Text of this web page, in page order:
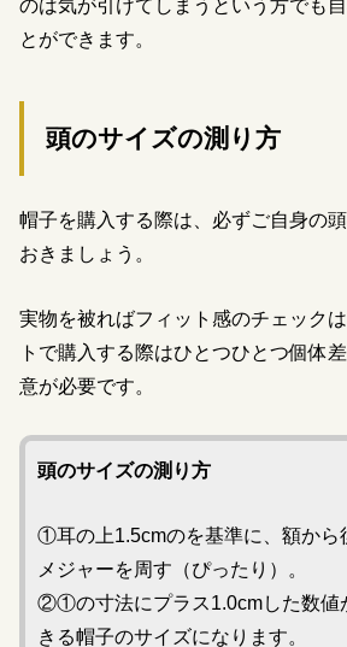
のは気が引けてしまうという方でも
とができます。
頭のサイズの測り方
帽子を購入する際は、必ずご自身の
おきましょう。
実物を被ればフィット感のチェック
トで購入する際はひとつひとつ個体
意が必要です。
頭のサイズの測り方
①耳の上1.5cmのを基準に、額から
メジャーを周す（ぴったり）。
②①の寸法にプラス1.0cmした数値
きる帽子のサイズになります。